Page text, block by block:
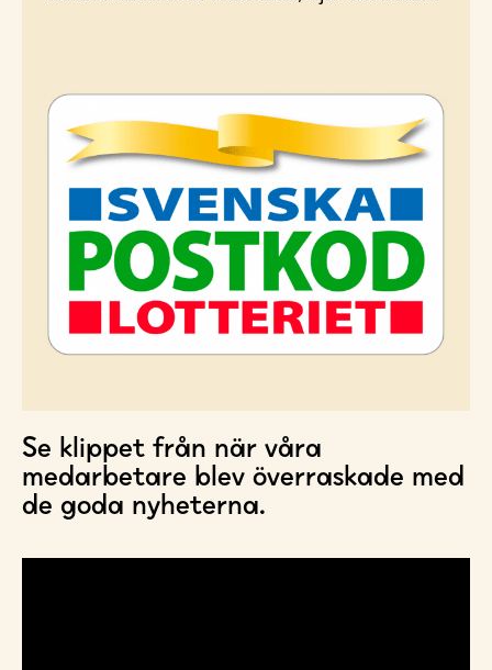
Se klippet från när våra
medarbetare blev överraskade med
de goda nyheterna.